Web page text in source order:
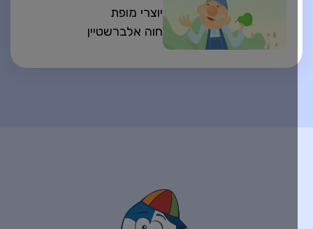
יוצרי מופת
חוה אלברשטיין